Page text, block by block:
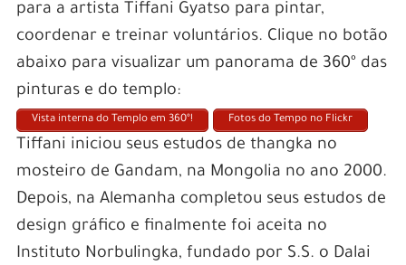
para a artista Tiffani Gyatso para pintar,
coordenar e treinar voluntários. Clique no botão
abaixo para visualizar um panorama de 360º das
pinturas e do templo:
Vista interna do Templo em 360º! Fotos do Tempo no Flickr
Tiffani iniciou seus estudos de thangka no
mosteiro de Gandam, na Mongolia no ano 2000.
Depois, na Alemanha completou seus estudos de
design gráfico e finalmente foi aceita no
Instituto Norbulingka, fundado por S.S. o Dalai